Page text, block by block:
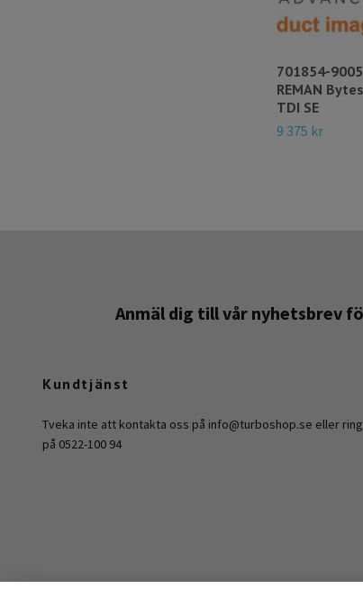
701854-
REMAN
TDI SE
9 375 kr
Anmäl dig till vår nyhetsbrev
Kundtjänst
Tveka inte att kontakta oss på info@turboshop.se eller
på 0522-100 94